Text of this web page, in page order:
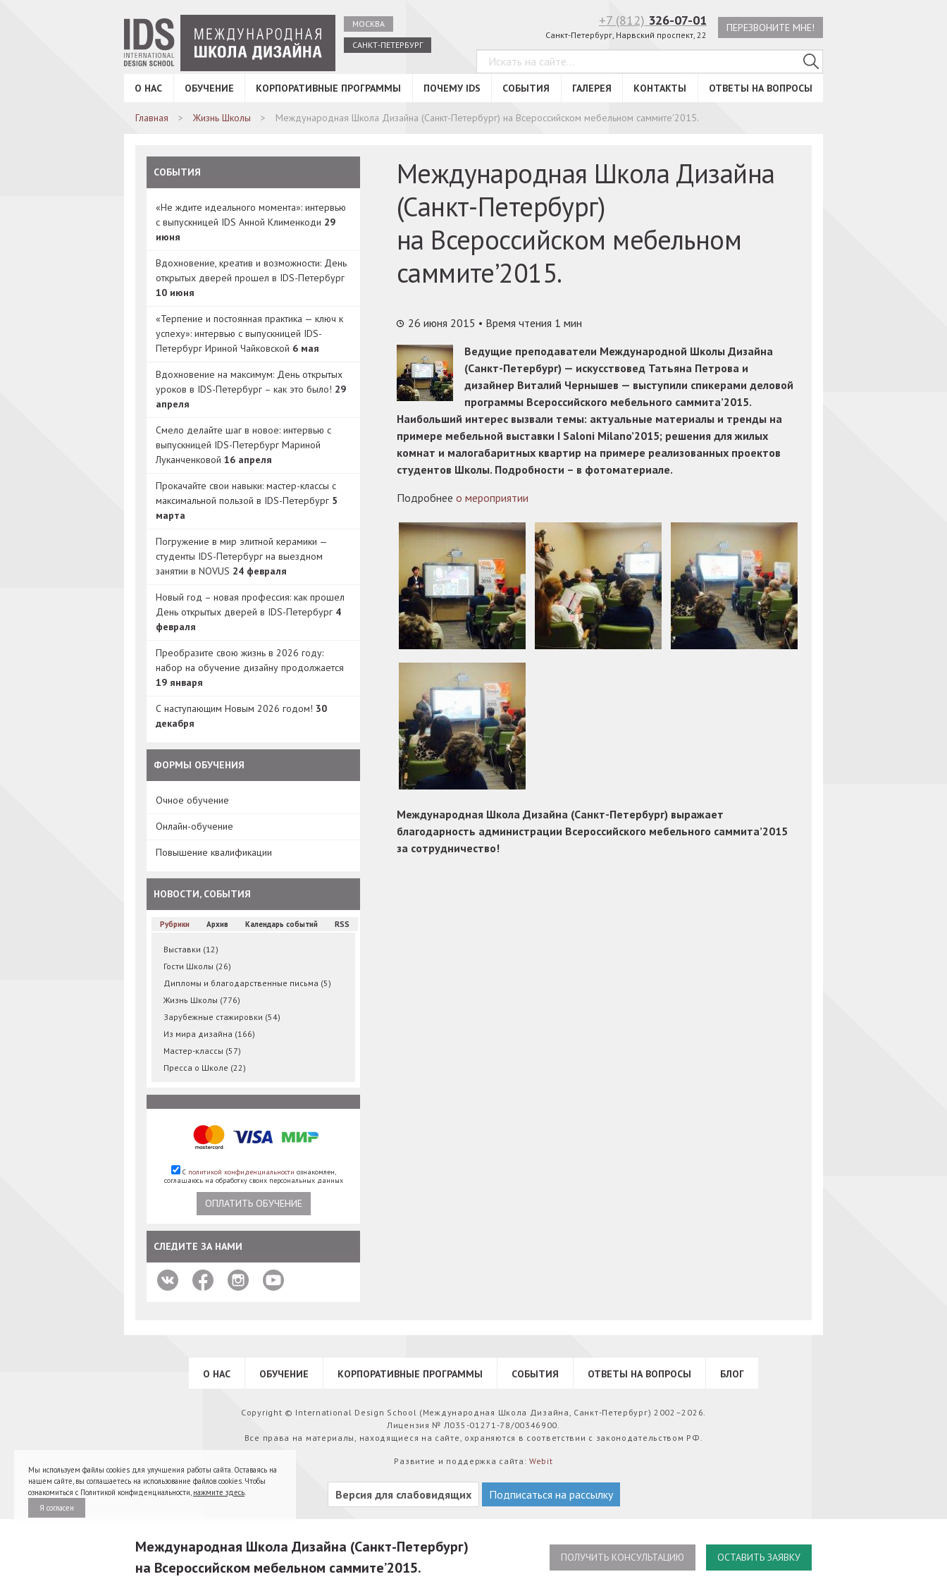
МОСКВА
САНКТ-ПЕТЕРБУРГ
+7 (812) 326-07-01
Санкт-Петербург, Нарвский проспект, 22
ПЕРЕЗВОНИТЕ МНЕ!
О НАС ОБУЧЕНИЕ КОРПОРАТИВНЫЕ ПРОГРАММЫ ПОЧЕМУ IDS СОБЫТИЯ ГАЛЕРЕЯ КОНТАКТЫ ОТВЕТЫ НА ВОПРОСЫ
Главная Жизнь Школы Международная Школа Дизайна (Санкт-Петербург) на Всероссийском мебельном саммите'2015.
СОБЫТИЯ
«Не ждите идеального момента»: интервью
с выпускницей IDS Анной Клименкоди 29
июня
Вдохновение, креатив и возможности: День
открытых дверей прошел в IDS-Петербург
10 июня
«Терпение и постоянная практика — ключ к
успеху»: интервью с выпускницей IDS-
Петербург Ириной Чайковской 6 мая
Вдохновение на максимум: День открытых
уроков в IDS-Петербург – как это было! 29
апреля
Смело делайте шаг в новое: интервью с
выпускницей IDS-Петербург Мариной
Луканченковой 16 апреля
Прокачайте свои навыки: мастер-классы с
максимальной пользой в IDS-Петербург 5
марта
Погружение в мир элитной керамики —
студенты IDS-Петербург на выездном
занятии в NOVUS 24 февраля
Новый год – новая профессия: как прошел
День открытых дверей в IDS-Петербург 4
февраля
Преобразите свою жизнь в 2026 году:
набор на обучение дизайну продолжается
19 января
С наступающим Новым 2026 годом! 30
декабря
ФОРМЫ ОБУЧЕНИЯ
Очное обучение
Онлайн-обучение
Повышение квалификации
НОВОСТИ, СОБЫТИЯ
Рубрики Архив Календарь событий RSS
Выставки (12)
Гости Школы (26)
Дипломы и благодарственные письма (5)
Жизнь Школы (776)
Зарубежные стажировки (54)
Из мира дизайна (166)
Мастер-классы (57)
Пресса о Школе (22)
С политикой конфиденциальности ознакомлен,
соглашаюсь на обработку своих персональных данных
ОПЛАТИТЬ ОБУЧЕНИЕ
СЛЕДИТЕ ЗА НАМИ
Международная Школа Дизайна
(Санкт-Петербург)
на Всероссийском мебельном
саммите’2015.
26 июня 2015 • Время чтения 1 мин
Ведущие преподаватели Международной Школы Дизайна
(Санкт-Петербург) — искусствовед Татьяна Петрова и
дизайнер Виталий Чернышев — выступили спикерами деловой
программы Всероссийского мебельного саммита’2015.
Наибольший интерес вызвали темы: актуальные материалы и тренды на
примере мебельной выставки I Saloni Milano’2015; решения для жилых
комнат и малогабаритных квартир на примере реализованных проектов
студентов Школы. Подробности – в фотоматериале.
Подробнее о мероприятии
Международная Школа Дизайна (Санкт-Петербург) выражает
благодарность администрации Всероссийского мебельного саммита’2015
за сотрудничество!
О НАС ОБУЧЕНИЕ КОРПОРАТИВНЫЕ ПРОГРАММЫ СОБЫТИЯ ОТВЕТЫ НА ВОПРОСЫ БЛОГ
Copyright © International Design School (Международная Школа Дизайна, Санкт-Петербург) 2002–2026.
Лицензия № Л035-01271-78/00346900.
Все права на материалы, находящиеся на сайте, охраняются в соответствии с законодательством РФ.
Развитие и поддержка сайта:Webit
Версия для слабовидящих Подписаться на рассылку
Международная Школа Дизайна (Санкт-Петербург)
на Всероссийском мебельном саммите’2015.
ПОЛУЧИТЬ КОНСУЛЬТАЦИЮ ОСТАВИТЬ ЗАЯВКУ
Мы используем файлы cookies для улучшения работы сайта. Оставаясь на
нашем сайте, вы соглашаетесь на использование файлов cookies. Чтобы
ознакомиться с Политикой конфиденциальности, нажмите здесь.
Я согласен